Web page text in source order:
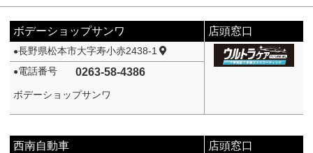
ボデーショップサンワ 店頭窓口
●長野県松本市大字寿小赤2438-1
●電話番号 0263-58-4386
ボデーショップサンワ
西南自動車 店頭窓口